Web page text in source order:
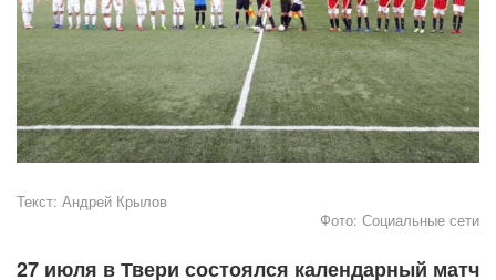
Текст: Андрей Крылов
Фото: Социальные сети
27 июля в Твери состоялся календарный матч